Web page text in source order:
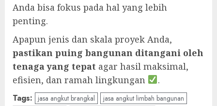
Anda bisa fokus pada hal yang lebih
penting.
Apapun jenis dan skala proyek Anda,
pastikan puing bangunan ditangani oleh
tenaga yang tepat agar hasil maksimal,
efisien, dan ramah lingkungan
.
Tags: jasa angkut brangkal
jasa angkut limbah bangunan